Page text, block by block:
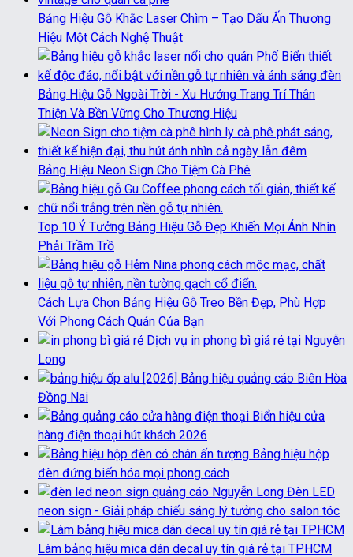
Bảng Hiệu Gỗ Khắc Laser Chìm – Tạo Dấu Ấn Thương
Hiệu Một Cách Nghệ Thuật
Bảng Hiệu Gỗ Ngoài Trời - Xu Hướng Trang Trí Thân
Thiện Và Bền Vững Cho Thương Hiệu
Bảng Hiệu Neon Sign Cho Tiệm Cà Phê
Top 10 Ý Tưởng Bảng Hiệu Gỗ Đẹp Khiến Mọi Ánh Nhìn
Phải Trầm Trồ
Cách Lựa Chọn Bảng Hiệu Gỗ Treo Bền Đẹp, Phù Hợp
Với Phong Cách Quán Của Bạn
Dịch vụ in phong bì giá rẻ tại Nguyễn
Long
[2026] Bảng hiệu quảng cáo Biên Hòa
Đồng Nai
Biển hiệu cửa
hàng điện thoại hút khách 2026
Bảng hiệu hộp
đèn đứng biến hóa mọi phong cách
Đèn LED
neon sign - Giải pháp chiếu sáng lý tưởng cho salon tóc
Làm bảng hiệu mica dán decal uy tín giá rẻ tại TPHCM